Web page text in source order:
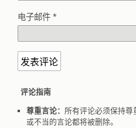
电子邮件 *
评论指南
尊重言论： 所有评论必须保持
或不当的言论都将被删除。